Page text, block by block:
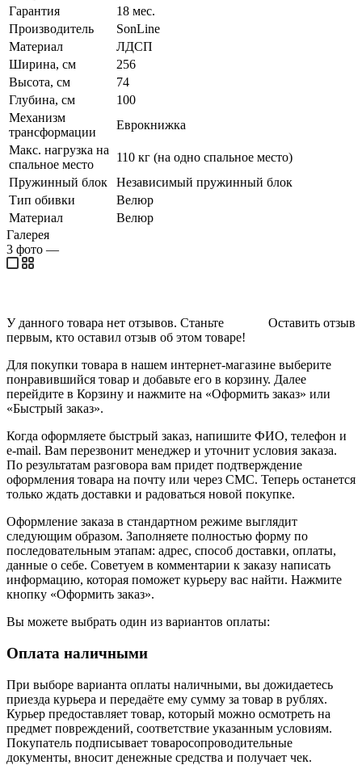
Гарантия
18 мес.
Производитель
SonLine
Материал
ЛДСП
Ширина, см
256
Высота, см
74
Глубина, см
100
Механизм
трансформации
Еврокнижка
Макс. нагрузка на
спальное место
110 кг (на одно спальное место)
Пружинный блок
Независимый пружинный блок
Тип обивки
Велюр
Материал
Велюр
Галерея
3 фото —
Оставить отзыв
У данного товара нет отзывов. Станьте
первым, кто оставил отзыв об этом товаре!
Для покупки товара в нашем интернет-магазине выберите
понравившийся товар и добавьте его в корзину. Далее
перейдите в Корзину и нажмите на «Оформить заказ» или
«Быстрый заказ».
Когда оформляете быстрый заказ, напишите ФИО, телефон и
e-mail. Вам перезвонит менеджер и уточнит условия заказа.
По результатам разговора вам придет подтверждение
оформления товара на почту или через СМС. Теперь останется
только ждать доставки и радоваться новой покупке.
Оформление заказа в стандартном режиме выглядит
следующим образом. Заполняете полностью форму по
последовательным этапам: адрес, способ доставки, оплаты,
данные о себе. Советуем в комментарии к заказу написать
информацию, которая поможет курьеру вас найти. Нажмите
кнопку «Оформить заказ».
Вы можете выбрать один из вариантов оплаты:
Оплата наличными
При выборе варианта оплаты наличными, вы дожидаетесь
приезда курьера и передаёте ему сумму за товар в рублях.
Курьер предоставляет товар, который можно осмотреть на
предмет повреждений, соответствие указанным условиям.
Покупатель подписывает товаросопроводительные
документы, вносит денежные средства и получает чек.